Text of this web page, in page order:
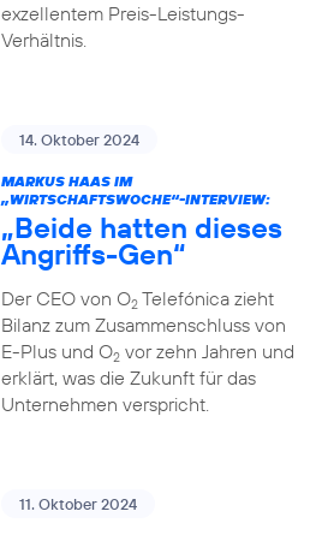
exzellentem Preis-Leistungs-
Verhältnis.
14. Oktober 2024
MARKUS HAAS IM
„WIRTSCHAFTSWOCHE“-INTERVIEW:
„Beide hatten dieses
Angriffs-Gen“
Der CEO von O2Telefónica zieht
Bilanz zum Zusammenschluss von
E-Plus und O2vor zehn Jahren und
erklärt, was die Zukunft für das
Unternehmen verspricht.
11. Oktober 2024